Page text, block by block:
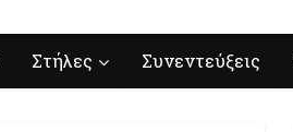
Στήλες Συνεντεύξεις